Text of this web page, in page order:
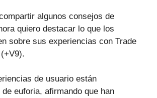
algunos consejos de
quiero destacar lo que los
sobre sus experiencias con Trade
de usuario están
de euforia, afirmando que han